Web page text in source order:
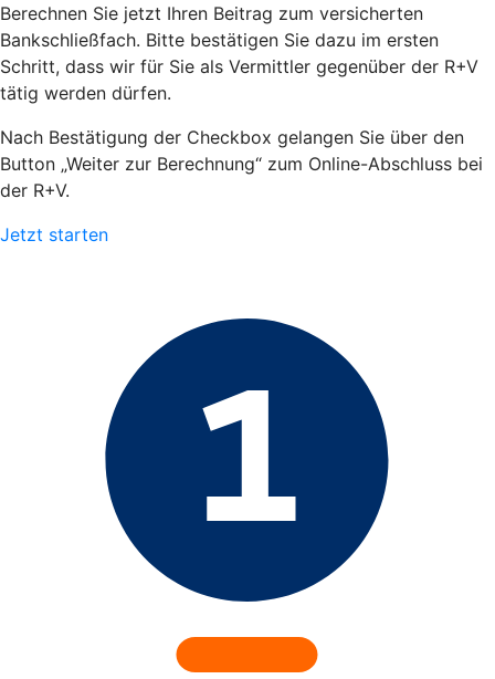
Berechnen Sie jetzt Ihren Beitrag zum versicherten
Bankschließfach. Bitte bestätigen Sie dazu im ersten
Schritt, dass wir für Sie als Vermittler gegenüber der R+V
tätig werden dürfen.
Nach Bestätigung der Checkbox gelangen Sie über den
Button „Weiter zur Berechnung“ zum Online-Abschluss bei
der R+V.
Jetzt starten